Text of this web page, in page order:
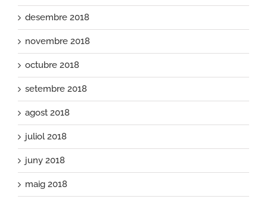
desembre 2018
novembre 2018
octubre 2018
setembre 2018
agost 2018
juliol 2018
juny 2018
maig 2018